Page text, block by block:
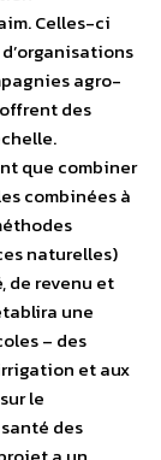
Celles-ci
agro-
des
que combiner
combinées à
naturelles)
de revenu et
une
– des
et aux
le
des